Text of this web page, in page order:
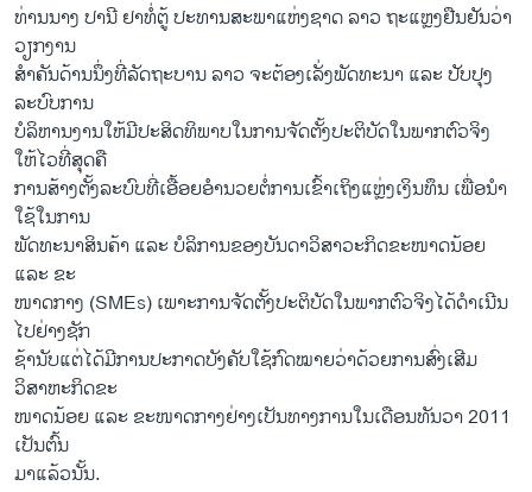
ທ່ານນາງ ປານີ ຢາທໍ່ຕູ້ ປະທານສະພາແຫ່ງຊາດ ລາວ ຖະແຫຼງຢືນຢັນວ່າ
ວຽກງານ
ສຳຄັນດ້ານນຶ່ງທີ່ລັດຖະບານ ລາວ ຈະຕ້ອງເລັ່ງພັດທະນາ ແລະ ປັບປຸງ
ລະບົບການ
ບໍລິຫານງານໃຫ້ມີປະສິດທິພາບໃນການຈັດຕັ້ງປະຕິບັດໃນພາກຕົວຈິງ
ໃຫ້ໄວທີ່ສຸດຄື
ການສ້າງຕັ້ງລະບົບທີ່ເອື້ອຍອຳນວຍຕໍ່ການເຂົ້າເຖິງແຫຼ່ງເງິນທຶນ ເພື່ອນຳ
ໃຊ້ໃນການ
ພັດທະນາສິນຄ້າ ແລະ ບໍລິການຂອງບັນດາວິສາວະກິດຂະໜາດນ້ອຍ
ແລະ ຂະ
ໜາດກາງ (SMEs) ເພາະການຈັດຕັ້ງປະຕິບັດໃນພາກຕົວຈິງໄດ້ດຳເນີນ
ໄປຢ່າງຊັກ
ຊ້ານັບແຕ່ໄດ້ມີການປະກາດບັງຄັບໃຊ້ກົດໝາຍວ່າດ້ວຍການສົ່ງເສີມ
ວິສາຫະກິດຂະ
ໜາດນ້ອຍ ແລະ ຂະໜາດກາງຢ່າງເປັນທາງການໃນເດືອນທັນວາ 2011
ເປັນຕົ້ນ
ມາແລ້ວນັ້ນ.